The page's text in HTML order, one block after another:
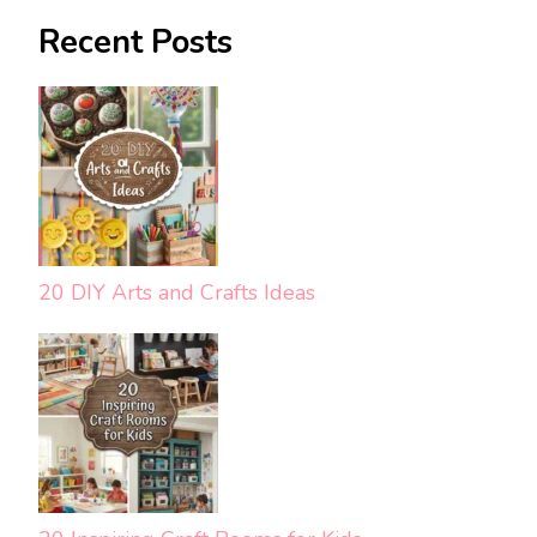
Recent Posts
20 DIY Arts and Crafts Ideas